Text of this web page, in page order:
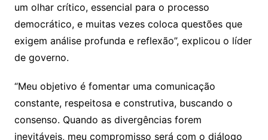
um olhar crítico, essencial para o processo
democrático, e muitas vezes coloca questões que
exigem análise profunda e reflexão”, explicou o líder
de governo.
“Meu objetivo é fomentar uma comunicação
constante, respeitosa e construtiva, buscando o
consenso. Quando as divergências forem
inevitáveis, meu compromisso será com o diálogo